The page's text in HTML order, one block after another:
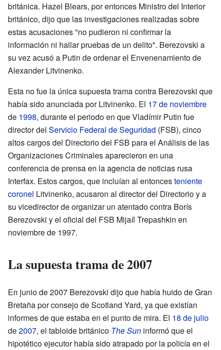
británica. Hazel Blears, por entonces Ministro del Interior
británico, dijo que las investigaciones realizadas sobre
estas acusaciones "no pudieron ni confirmar la
información ni hallar pruebas de un delito". Berezovski a
su vez acusó a Putin de ordenar el Envenenamiento de
Alexander Litvinenko.
Esta no fue la única supuesta trama contra Berezovski que
había sido anunciada por Litvinenko. El 17 de noviembre
de 1998, durante el periodo en que Vladímir Putin fue
director del Servicio Federal de Seguridad (FSB), cinco
altos cargos del Directorio del FSB para el Análisis de las
Organizaciones Criminales aparecieron en una
conferencia de prensa en la agencia de noticias rusa
Interfax. Estos cargos, que incluían al entoncesteniente
coronel Litvinenko, acusaron al director del Directorio y a
su vicedirector de organizar un atentado contra Borís
Berezovski y el oficial del FSB Mijaíl Trepashkin en
noviembre de 1997.
La supuesta trama de 2007
En junio de 2007 Berezovski dijo que había huido de Gran
Bretaña por consejo de Scotland Yard, ya que existían
informes de que estaba en el punto de mira. El 18 de julio
de2007, el tabloide británico The Sun informó que el
hipotético ejecutor había sido atrapado por la policía en el